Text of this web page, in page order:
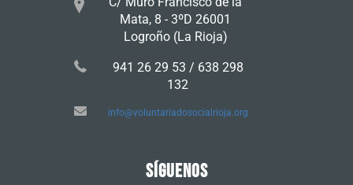
Mata, 8 - 3ºD 26001
Logroño (La Rioja)
941 26 29 53 / 638 298
132
info@voluntariadosocialrioja.org
SÍGUENOS